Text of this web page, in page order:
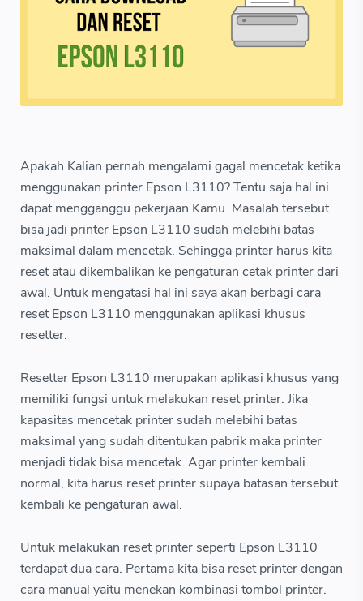
Apakah Kalian pernah mengalami gagal mencetak ketika
menggunakan printer Epson L3110? Tentu saja hal ini
dapat mengganggu pekerjaan Kamu. Masalah tersebut
bisa jadi printer Epson L3110 sudah melebihi batas
maksimal dalam mencetak. Sehingga printer harus kita
reset atau dikembalikan ke pengaturan cetak printer dari
awal. Untuk mengatasi hal ini saya akan berbagi cara
reset Epson L3110 menggunakan aplikasi khusus
resetter.
Resetter Epson L3110 merupakan aplikasi khusus yang
memiliki fungsi untuk melakukan reset printer. Jika
kapasitas mencetak printer sudah melebihi batas
maksimal yang sudah ditentukan pabrik maka printer
menjadi tidak bisa mencetak. Agar printer kembali
normal, kita harus reset printer supaya batasan tersebut
kembali ke pengaturan awal.
Untuk melakukan reset printer seperti Epson L3110
terdapat dua cara. Pertama kita bisa reset printer dengan
cara manual yaitu menekan kombinasi tombol printer.